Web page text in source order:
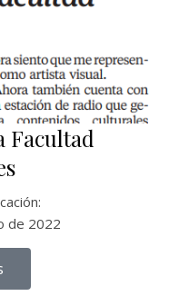
Facultad
de 2022